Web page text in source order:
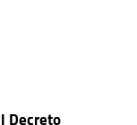
Decreto